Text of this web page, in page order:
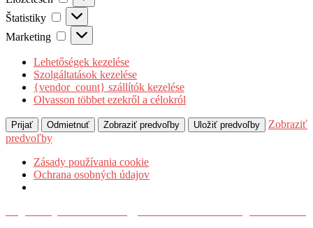
Štatistiky Štatistiky
Marketing Marketing
Lehetőségek kezelése
Szolgáltatások kezelése
{vendor_count} szállítók kezelése
Olvasson többet ezekről a célokról
Prijať Odmietnuť Zobraziť predvoľby Uložiť predvoľby
Zobraziť
predvoľby
Zásady používania cookie
Ochrana osobných údajov